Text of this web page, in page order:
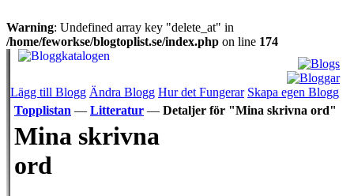
Warning: Undefined array key "delete_at" in
/home/feworkse/blogtoplist.se/index.php on line 174
Lägg till Blogg Ändra Blogg Hur det Fungerar Skapa egen Blogg
Topplistan — Litteratur — Detaljer för "Mina skrivna ord"
Mina skrivna
ord